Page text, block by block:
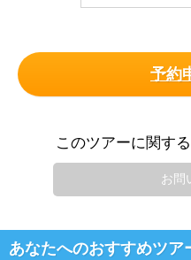
予約
このツアーに関す
お問
あなたへのおすすめツア